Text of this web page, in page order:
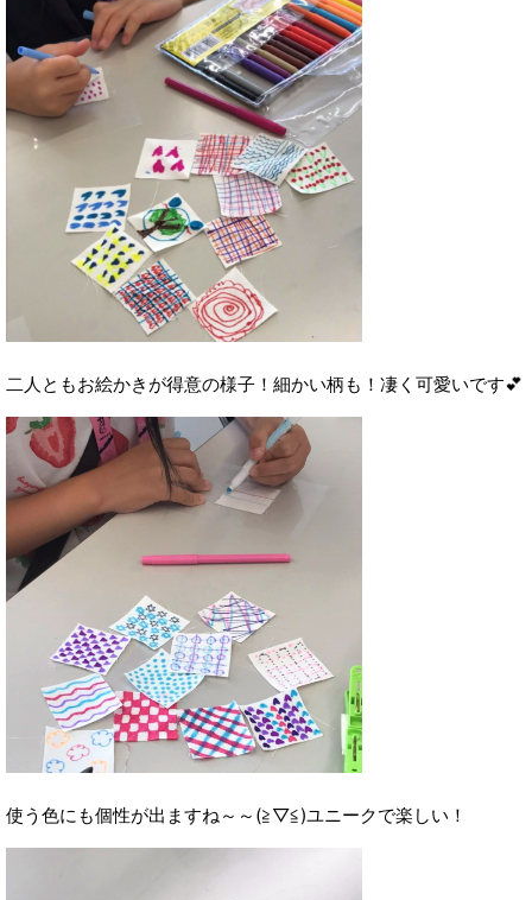
二人ともお絵かきが得意の様子！細かい柄も！凄く可愛いです💕
使う色にも個性が出ますね～～(≧▽≦)ユニークで楽しい！